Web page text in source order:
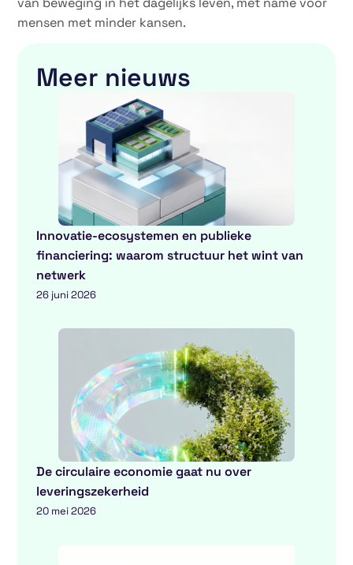
mensen met minder kansen.
Meer nieuws
Innovatie-ecosystemen en publieke
financiering: waarom structuur het wint van
netwerk
26 juni 2026
De circulaire economie gaat nu over
leveringszekerheid
20 mei 2026